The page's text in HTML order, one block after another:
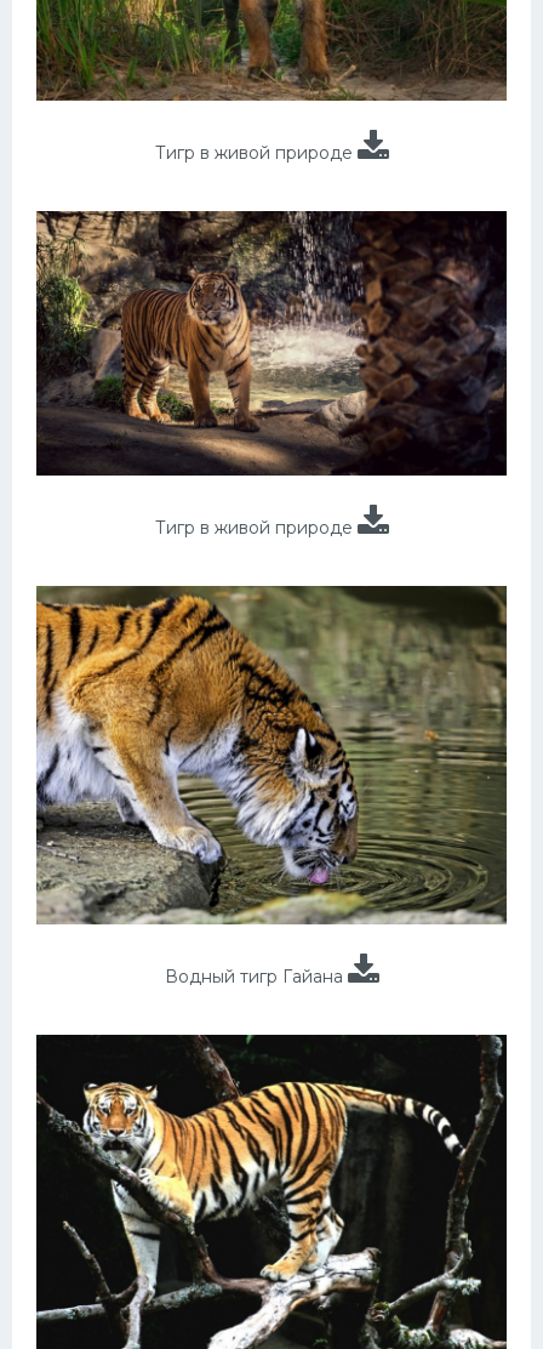
Тигр в живой природе
Тигр в живой природе
Водный тигр Гайана